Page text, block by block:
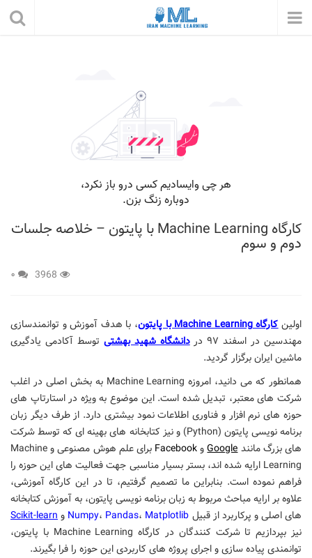
کارگاه Machine Learning با پایتون – خلاصه جلسات
دوم و سوم
اولینکارگاه Machine Learning با پایتون
، با هدف آموزش و توانمندسازی
مهندسین در اسفند ۹۷ در
دانشگاه شهید بهشتی توسط آکادمی یادگیری
ماشین ایران برگزار گردید.
همانطور که می دانید، امروزه Machine Learning به بخش اصلی در اغلب
شرکت های معتبر، تبدیل شده است. این موضوع به ویژه در استارتاپ های
حوزه های نرم افزار و فناوری اطلاعات نمود بیشتری دارد. از طرف دیگر زبان
برنامه نویسی پایتون (Python) و نیز کتابخانه های بهینه ای که توسط شرکت
های بزرگ مانندGoogleوFacebook
برای علم هوش مصنوعی و Machine
Learning ارایه شده اند، بستر بسیار مناسبی جهت فعالیت های این حوزه را
فراهم نموده است. بنابراین ما تصمیم گرفتیم، تا در این کارگاه آموزشی،
علاوه بر ارایه مباحث مربوط به زبان برنامه نویسی پایتون، به آموزش کتابخانه
های اصلی و پرکاربرد از قبیل
Numpy، Pandas، Matplotlib وScikit-learn
نیز بپردازیم تا شرکت کنندگان در کارگاه Machine Learning با پایتون،
توانمندی پیاده سازی و اجرای پروژه های کاربردی این حوزه را فرا بگیرند.